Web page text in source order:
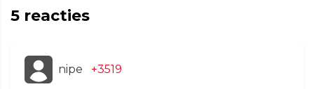
5 reacties
nipe +3519